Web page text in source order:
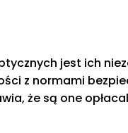
jest ich
z normami
że są one